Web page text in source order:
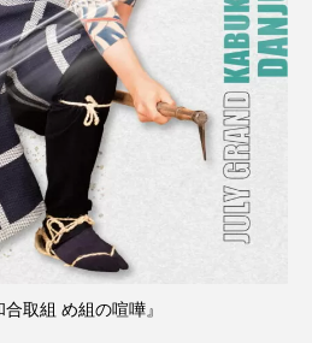
合取組 め組の喧嘩』